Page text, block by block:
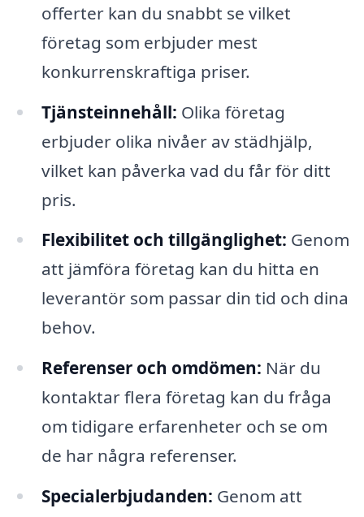
offerter kan du snabbt se vilket
företag som erbjuder mest
konkurrenskraftiga priser.
Tjänsteinnehåll: Olika företag
erbjuder olika nivåer av städhjälp,
vilket kan påverka vad du får för ditt
pris.
Flexibilitet och tillgänglighet: Genom
att jämföra företag kan du hitta en
leverantör som passar din tid och dina
behov.
Referenser och omdömen: När du
kontaktar flera företag kan du fråga
om tidigare erfarenheter och se om
de har några referenser.
Specialerbjudanden: Genom att